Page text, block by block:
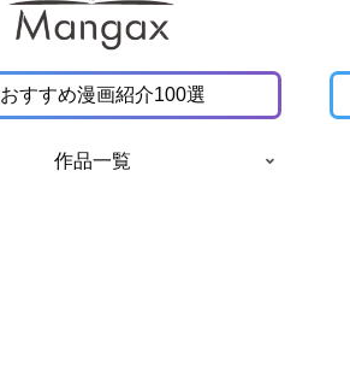
おすすめ漫画紹介100選
作品一覧